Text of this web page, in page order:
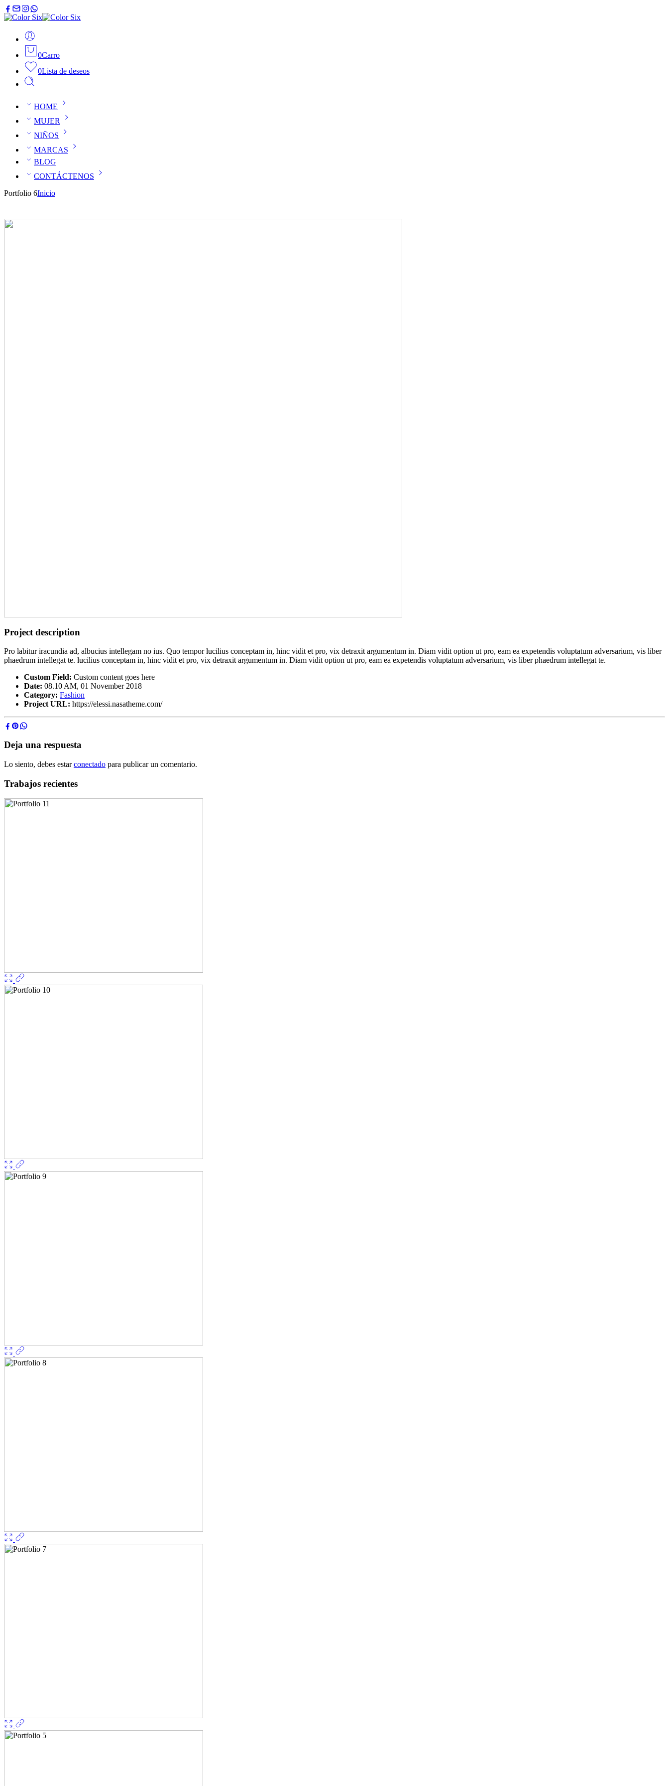
0Carro
0Lista de deseos
HOME
MUJER
NIÑOS
MARCAS
BLOG
CONTÁCTENOS
Portfolio 6Inicio
Project description
Pro labitur iracundia ad, albucius intellegam no ius. Quo tempor lucilius conceptam in, hinc vidit et pro, vix detraxit argumentum in. Diam vidit option ut pro, eam ea expetendis voluptatum adversarium, vis liber
phaedrum intellegat te. lucilius conceptam in, hinc vidit et pro, vix detraxit argumentum in. Diam vidit option ut pro, eam ea expetendis voluptatum adversarium, vis liber phaedrum intellegat te.
Custom Field: Custom content goes here
Date: 08.10 AM, 01 November 2018
Category: Fashion
Project URL: https://elessi.nasatheme.com/
Deja una respuesta
Lo siento, debes estarconectado para publicar un comentario.
Trabajos recientes